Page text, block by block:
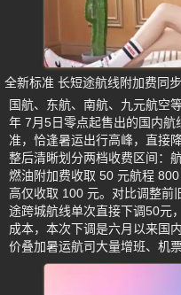
全新标准 长短途航线附加费同
国航、东航、南航、九元航空
年 7月5日零点起售出的国内
准，恰逢暑运出行高峰，直接
整后清晰划分两档收费区间：
燃油附加费收取 50 元航程
高仅收取 100 元。对比调整前
途跨城航线单次直接下调50元
成本，本次下调是六月以来国
价叠加暑运航司大量增班、机